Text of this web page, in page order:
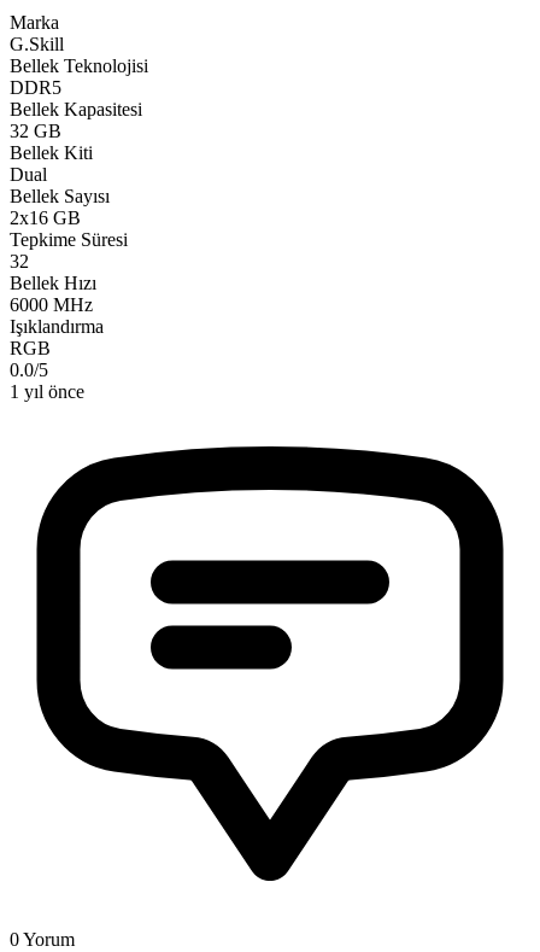
Marka
G.Skill
Bellek Teknolojisi
DDR5
Bellek Kapasitesi
32 GB
Bellek Kiti
Dual
Bellek Sayısı
2x16 GB
Tepkime Süresi
32
Bellek Hızı
6000 MHz
Işıklandırma
RGB
0.0/5
1 yıl önce
0Yorum